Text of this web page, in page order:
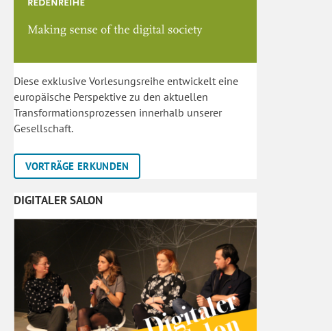
Diese exklusive Vorlesungsreihe entwickelt eine
europäische Perspektive zu den aktuellen
Transformationsprozessen innerhalb unserer
Gesellschaft.
VORTRÄGE ERKUNDEN
DIGITALER SALON